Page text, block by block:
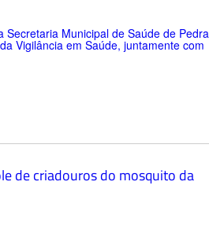
Municipal de Saúde de Pedra
Vigilância em Saúde, juntamente com
de criadouros do mosquito da